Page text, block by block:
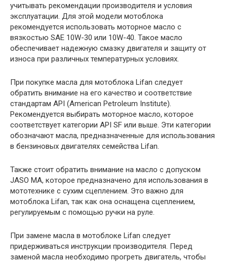
учитывать рекомендации производителя и условия
эксплуатации. Для этой модели мотоблока
рекомендуется использовать моторное масло с
вязкостью SAE 10W-30 или 10W-40. Такое масло
обеспечивает надежную смазку двигателя и защиту от
износа при различных температурных условиях.
При покупке масла для мотоблока Lifan следует
обратить внимание на его качество и соответствие
стандартам API (American Petroleum Institute).
Рекомендуется выбирать моторное масло, которое
соответствует категории API SF или выше. Эти категории
обозначают масла, предназначенные для использования
в бензиновых двигателях семейства Lifan.
Также стоит обратить внимание на масло с допуском
JASO MA, которое предназначено для использования в
мототехнике с сухим сцеплением. Это важно для
мотоблока Lifan, так как она оснащена сцеплением,
регулируемым с помощью ручки на руле.
При замене масла в мотоблоке Lifan следует
придерживаться инструкции производителя. Перед
заменой масла необходимо прогреть двигатель, чтобы